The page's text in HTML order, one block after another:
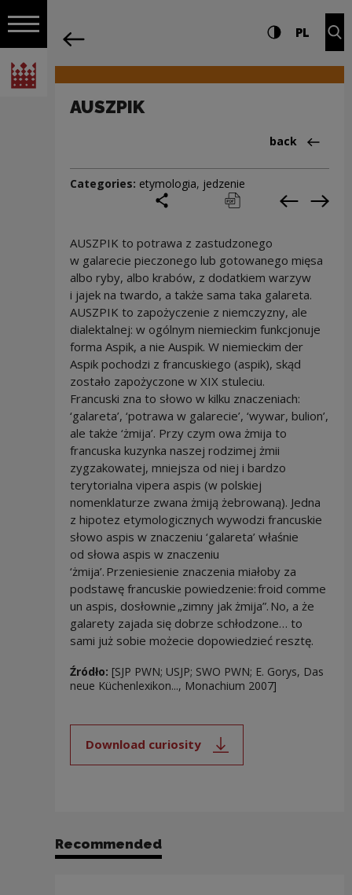
Open navigation
National Centre for Culture Poland
Navigation Settings and search
High contrast
PL
AUSZPIK
Back
back
Categories: etymologia, jedzenie
print pobierz Previous
AUSZPIK to potrawa z zastudzonego
w galarecie pieczonego lub gotowanego mięsa
albo ryby, albo krabów, z dodatkiem warzyw
i jajek na twardo, a także sama taka galareta.
AUSZPIK to zapożyczenie z niemczyzny, ale
dialektalnej: w ogólnym niemieckim funkcjonuje
forma Aspik, a nie Auspik. W niemieckim der
Aspik pochodzi z francuskiego (aspik), skąd
zostało zapożyczone w XIX stuleciu.
Francuski zna to słowo w kilku znaczeniach:
‘galareta’, ‘potrawa w galarecie’, ‘wywar, bulion’,
ale także ‘żmija’. Przy czym owa żmija to
francuska kuzynka naszej rodzimej żmii
zygzakowatej, mniejsza od niej i bardzo
terytorialna vipera aspis (w polskiej
nomenklaturze zwana żmiją żebrowaną). Jedna
z hipotez etymologicznych wywodzi francuskie
słowo aspis w znaczeniu ‘galareta’ właśnie
od słowa aspis w znaczeniu
‘żmija’. Przeniesienie znaczenia miałoby za
podstawę francuskie powiedzenie: froid comme
un aspis, dosłownie „zimny jak żmija”. No, a że
galarety zajada się dobrze schłodzone… to
sami już sobie możecie dopowiedzieć resztę.
Źródło: [SJP PWN; USJP; SWO PWN; E. Gorys, Das
neue Küchenlexikon..., Monachium 2007]
Download curiosity
Note, the link will open in a new
Recommended